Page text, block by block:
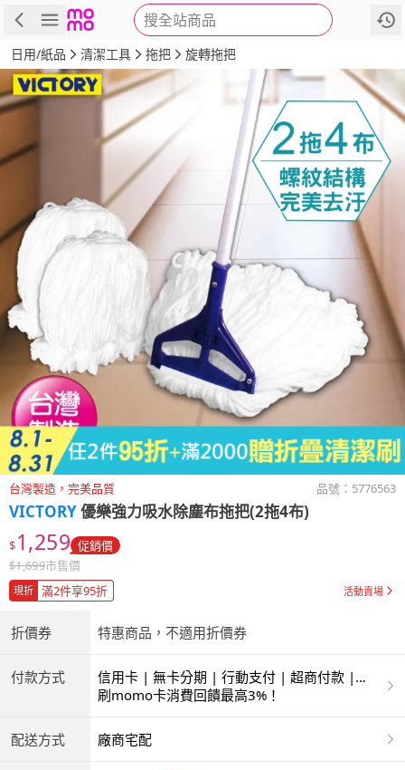
搜全站商品
商品 評價 詳情
日用/紙品 清潔工具 拖把 旋轉拖把
台灣製造，完美品質 品號： 5776563
VICTORY優樂強力吸水除塵布拖把(2拖4布)
$1,259 促銷價
$1,699市售價
現折 滿2件享95折 活動賣場
折價券 特惠商品，不適用折價券
付款方式
信用卡 | 無卡分期 | 行動支付 | 超商付款 |
ATM | 銀聯卡
刷momo卡消費回饋最高3%！
配送方式 廠商宅配